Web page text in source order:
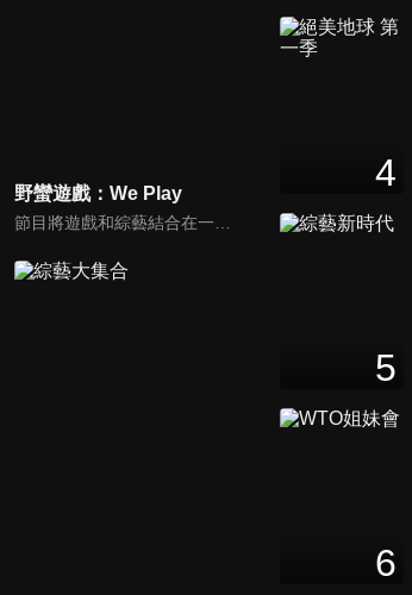
野蠻遊戲：We Play 4
5
6